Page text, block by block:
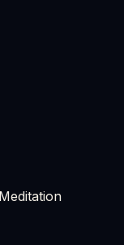
Meditation